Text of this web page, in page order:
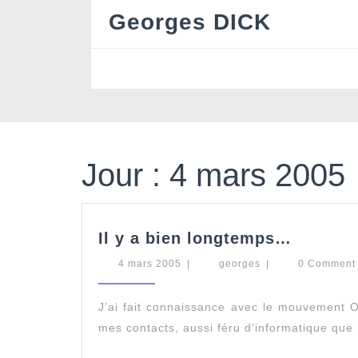
Georges DICK
Jour : 4 mars 2005
Il y a bien longtemps…
a
4 mars 2005 georges georges0 Comment
J’ai fait connaissance avec le mouvement
mes contacts, aussi féru d’informatique